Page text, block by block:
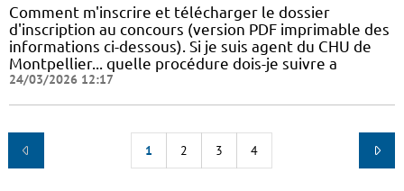
Comment m'inscrire et télécharger le dossier
d'inscription au concours (version PDF imprimable des
informations ci-dessous). Si je suis agent du CHU de
Montpellier... quelle procédure dois-je suivre a
24/03/2026 12:17
1 2 3 4